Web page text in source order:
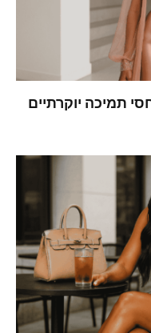
תמיכה יוקרתיים